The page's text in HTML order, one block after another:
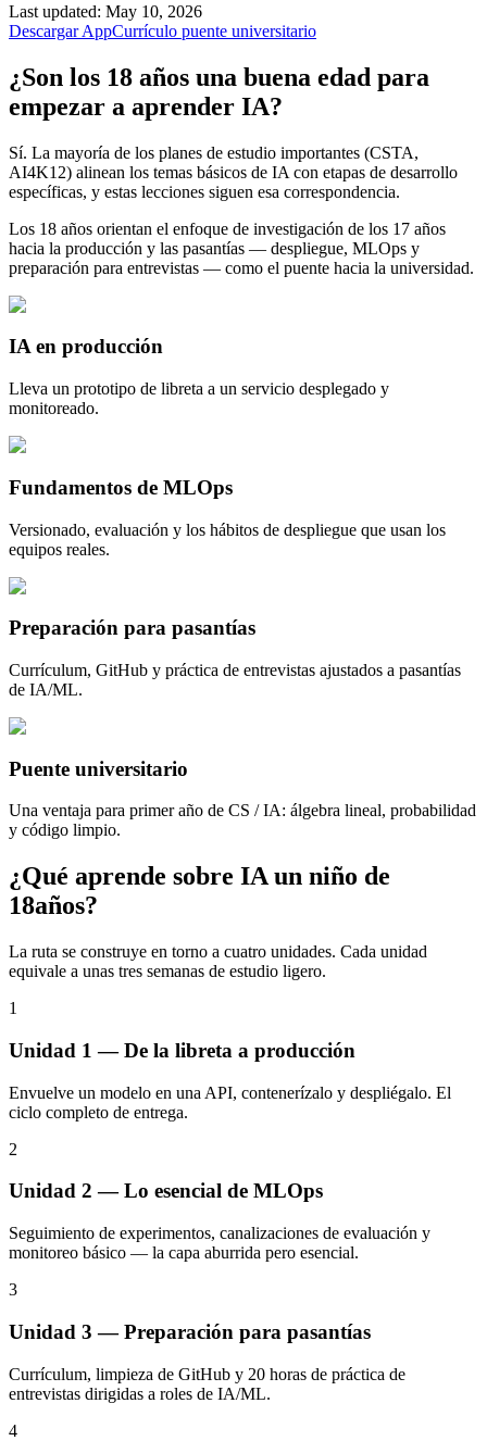
Last updated: May 10, 2026
Descargar AppCurrículo puente universitario
¿Son los 18 años una buena edad para
empezar a aprender IA?
Sí. La mayoría de los planes de estudio importantes (CSTA,
AI4K12) alinean los temas básicos de IA con etapas de desarrollo
específicas, y estas lecciones siguen esa correspondencia.
Los 18 años orientan el enfoque de investigación de los 17 años
hacia la producción y las pasantías — despliegue, MLOps y
preparación para entrevistas — como el puente hacia la universidad.
IA en producción
Lleva un prototipo de libreta a un servicio desplegado y
monitoreado.
Fundamentos de MLOps
Versionado, evaluación y los hábitos de despliegue que usan los
equipos reales.
Preparación para pasantías
Currículum, GitHub y práctica de entrevistas ajustados a pasantías
de IA/ML.
Puente universitario
Una ventaja para primer año de CS / IA: álgebra lineal, probabilidad
y código limpio.
¿Qué aprende sobre IA un niño de
18años?
La ruta se construye en torno a cuatro unidades. Cada unidad
equivale a unas tres semanas de estudio ligero.
1
Unidad 1 — De la libreta a producción
Envuelve un modelo en una API, contenerízalo y despliégalo. El
ciclo completo de entrega.
2
Unidad 2 — Lo esencial de MLOps
Seguimiento de experimentos, canalizaciones de evaluación y
monitoreo básico — la capa aburrida pero esencial.
3
Unidad 3 — Preparación para pasantías
Currículum, limpieza de GitHub y 20 horas de práctica de
entrevistas dirigidas a roles de IA/ML.
4